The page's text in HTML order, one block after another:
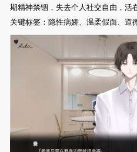
期精神禁锢，失去个人社交自由，活
关键标签：隐性病娇、温柔假面、道